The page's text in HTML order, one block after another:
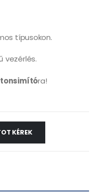
típusokon.
vezérlés.
ra!
KÉREK